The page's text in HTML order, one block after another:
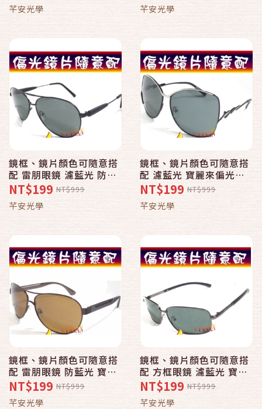
3349
芊安光學
12020
芊安光學
鏡框、鏡片顏色可隨意搭
配 雷朋眼鏡 濾藍光 防紫
外線 寶麗來偏光太陽眼鏡
+UV400 10170
NT$199 NT$999
芊安光學
鏡框、鏡片顏色可隨意搭
配 濾藍光 寶麗來偏光太
陽眼鏡+UV400 褔隆墾丁
海洋音樂祭 S616
NT$199 NT$999
芊安光學
鏡框、鏡片顏色可隨意搭
配 雷朋眼鏡 防藍光 寶麗
來偏光太陽眼鏡+UV400
10181
NT$199 NT$999
芊安光學
鏡框、鏡片顏色可隨意搭
配 方框眼鏡 濾藍光 寶麗
來偏光太陽眼鏡+UV400
10175
NT$199 NT$999
芊安光學